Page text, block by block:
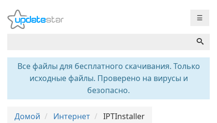
☰
Все файлы для бесплатного скачивания. Только
исходные файлы. Проверено на вирусы и
безопасно.
Домой Интернет IPTInstaller